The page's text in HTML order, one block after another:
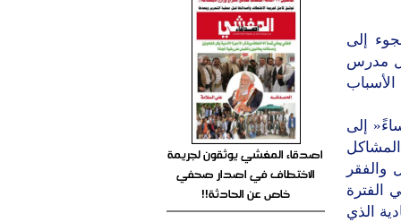
إلى
مدرس
إلى
والفقر
الفترة
الذي
اصدقاء المغشي يوثقون لجريمة
الاختطاف في اصدار صحفي
خاص عن الحادثة!!